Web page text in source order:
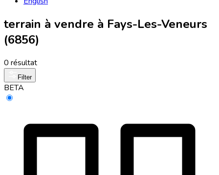
terrain à vendre à Fays-Les-Veneurs
(6856)
0 résultat
Filter
BETA